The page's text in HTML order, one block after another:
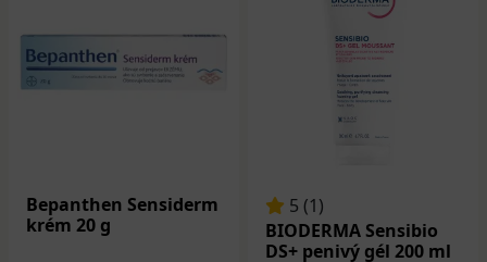
Bepanthen Sensiderm
krém 20 g
5 (1)
BIODERMA Sensibio
DS+ penivý gél 200 ml